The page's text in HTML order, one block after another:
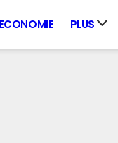
ECONOMIE PLUS